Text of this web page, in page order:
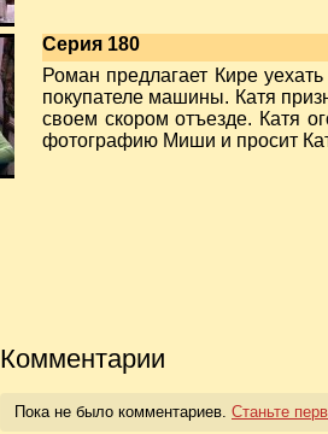
Серия 180
Роман предлагает Кире
покупателе машины. Катя
своем скором отъезде. Катя
фотографию Миши и просит
Комментарии
Пока не было комментариев. Станьте